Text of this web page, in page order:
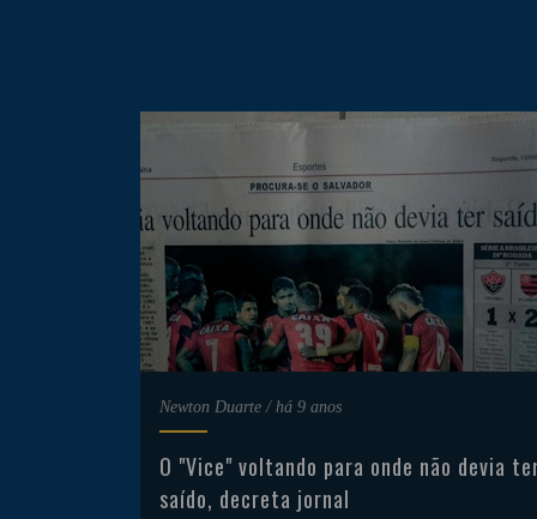
Newton Duarte / há 9 anos
O "Vice" voltando para onde não devia
saído, decreta jornal